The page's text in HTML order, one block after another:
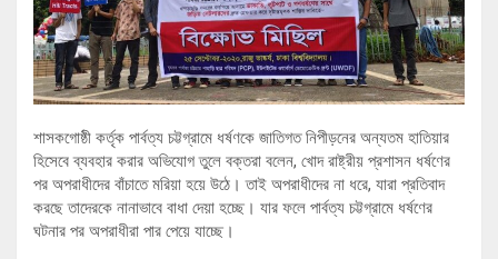
শাসকগোষ্ঠী কর্তৃক পার্বত্য চট্টগ্রামে ধর্ষণকে জাতিগত নিপীড়নের অন্যতম হাতিয়ার
হিসেবে ব্যবহার করার অভিযোগ তুলে বক্তরা বলেন, খোদ রাষ্ট্রীয় প্রশাসন ধর্ষণের
পর অপরাধীদের বাঁচাতে মরিয়া হয়ে উঠে। তাই অপরাধীদের না ধরে, যারা প্রতিবাদ
করছে তাদেরকে নানাভাবে বাধা দেয়া হচ্ছে। যার ফলে পার্বত্য চট্টগ্রামে ধর্ষণের
ঘটনার পর অপরাধীরা পার পেয়ে যাচ্ছে।